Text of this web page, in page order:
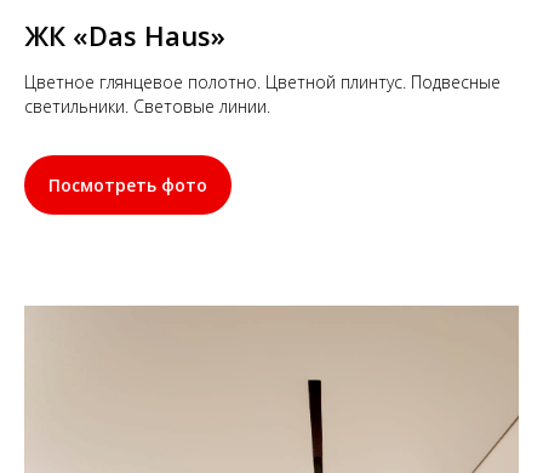
ЖК «Das Haus»
Цветное глянцевое полотно. Цветной плинтус. Подвесные
светильники. Световые линии.
Посмотреть фото